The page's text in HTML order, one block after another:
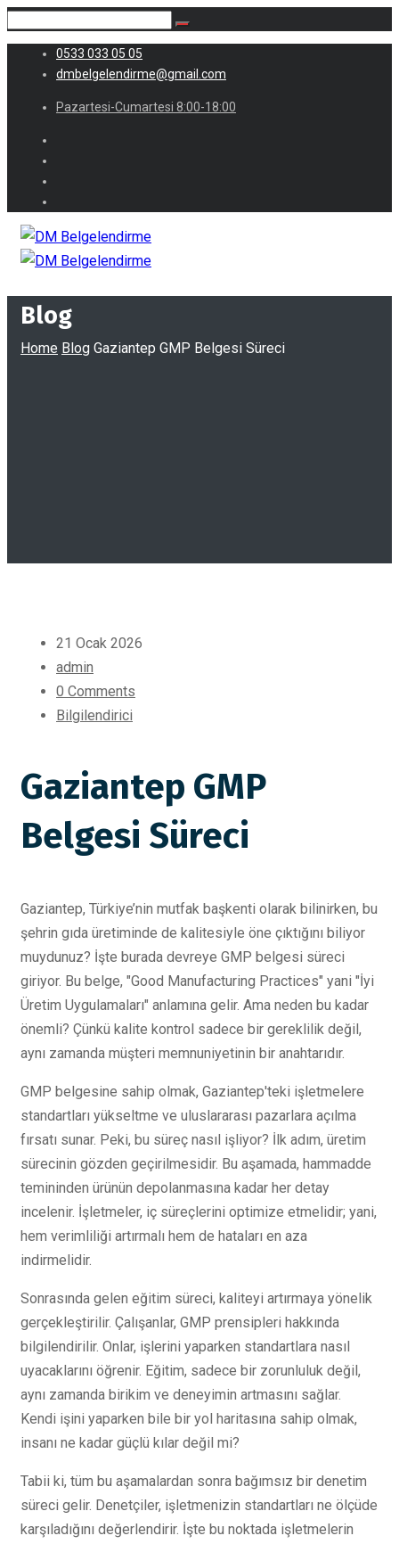
0533 033 05 05
dmbelgelendirme@gmail.com
Pazartesi-Cumartesi 8:00-18:00
Blog
Home Blog Gaziantep GMP Belgesi Süreci
21 Ocak 2026
admin
0 Comments
Bilgilendirici
Gaziantep GMP
Belgesi Süreci
Gaziantep, Türkiye’nin mutfak başkenti olarak bilinirken, bu
şehrin gıda üretiminde de kalitesiyle öne çıktığını biliyor
muydunuz? İşte burada devreye GMP belgesi süreci
giriyor. Bu belge, "Good Manufacturing Practices" yani "İyi
Üretim Uygulamaları" anlamına gelir. Ama neden bu kadar
önemli? Çünkü kalite kontrol sadece bir gereklilik değil,
aynı zamanda müşteri memnuniyetinin bir anahtarıdır.
GMP belgesine sahip olmak, Gaziantep'teki işletmelere
standartları yükseltme ve uluslararası pazarlara açılma
fırsatı sunar. Peki, bu süreç nasıl işliyor? İlk adım, üretim
sürecinin gözden geçirilmesidir. Bu aşamada, hammadde
temininden ürünün depolanmasına kadar her detay
incelenir. İşletmeler, iç süreçlerini optimize etmelidir; yani,
hem verimliliği artırmalı hem de hataları en aza
indirmelidir.
Sonrasında gelen eğitim süreci, kaliteyi artırmaya yönelik
gerçekleştirilir. Çalışanlar, GMP prensipleri hakkında
bilgilendirilir. Onlar, işlerini yaparken standartlara nasıl
uyacaklarını öğrenir. Eğitim, sadece bir zorunluluk değil,
aynı zamanda birikim ve deneyimin artmasını sağlar.
Kendi işini yaparken bile bir yol haritasına sahip olmak,
insanı ne kadar güçlü kılar değil mi?
Tabii ki, tüm bu aşamalardan sonra bağımsız bir denetim
süreci gelir. Denetçiler, işletmenizin standartları ne ölçüde
karşıladığını değerlendirir. İşte bu noktada işletmelerin